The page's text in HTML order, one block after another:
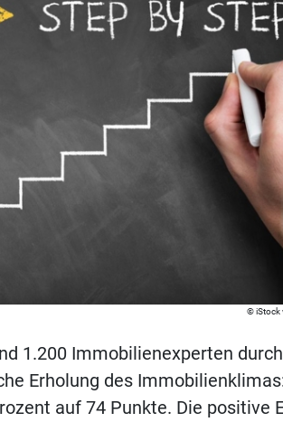
iStock
1.200 Immobilienexperten
Erholung des
auf 74 Punkte. Die positive